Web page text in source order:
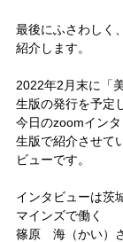
最後にふさわしく
紹介します。
2022年2月末に「
生版の発行を予定
今日のzoomイン
生版で紹介させて
ビューです。
インタビューは茨
マインズで働く
篠原　海（かい）